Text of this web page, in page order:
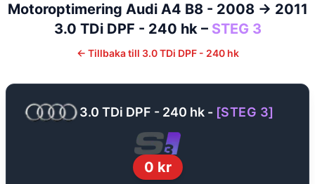
Motoroptimering Audi A4 B8 - 2008 -> 2011
3.0 TDi DPF - 240 hk– STEG 3
← Tillbaka till 3.0 TDi DPF - 240 hk
3.0 TDi DPF - 240 hk - [STEG 3]
0 kr